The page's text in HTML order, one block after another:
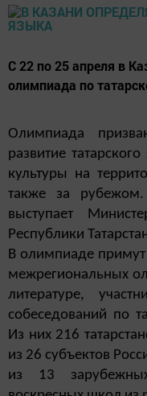
С 22 по 25 апреля в
олимпиада по
Олимпиада
развитие
культуры на
также за рубежом.
выступает
Республики
В олимпиаде примут
межрегиональных
литературе,
собеседований по
Из них 216
из 26 субъектов
из 13